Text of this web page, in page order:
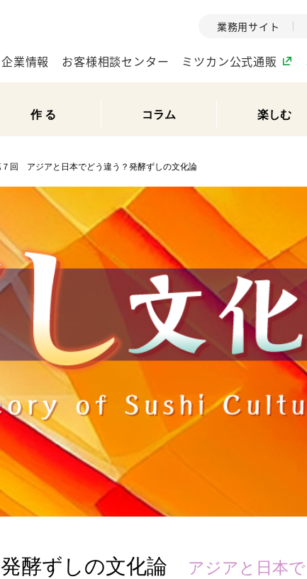
します。
酢 お酢ドリンク ぽん酢 みりん風
中華 クイック調味料 レモン果汁 ふり
納豆
企業情報
ミツカングループの企
業理念をご紹介しま
す。
創業から現
ミツカンの環境への取
り組みをご紹介しま
水の文
（アーカ
1999年設
テーマと
活動を行
た。
MIM（ミツカンミュ
ージアム）
ミツカンの酢づくりの
歴史などが学べる体験
型博物館です。
各部門が
いること
キッザニア東京「ぽ
楽しく学べるパビリオ
ンです。
お客様相談センター ミツカン公式通販
業務用サイト
作 る コラム 楽しむ
７回 アジアと日本でどう違う？発酵ずしの文化論
酵ずしの文化論 アジアと日本